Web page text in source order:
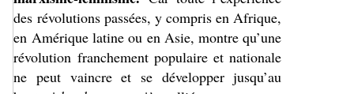
des révolutions passées, y compris en Afrique,
en Amérique latine ou en Asie, montre qu’une
révolution franchement populaire et nationale
ne peut vaincre et se développer jusqu’au